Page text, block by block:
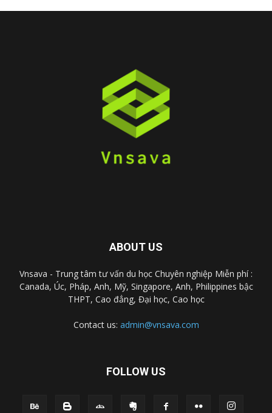
ABOUT US
Vnsava - Trung tâm tư vấn du học Chuyên nghiệp Miễn phí :
Canada, Úc, Pháp, Anh, Mỹ, Singapore, Anh, Philippines bậc
THPT, Cao đẳng, Đại học, Cao học
Contact us: admin@vnsava.com
FOLLOW US